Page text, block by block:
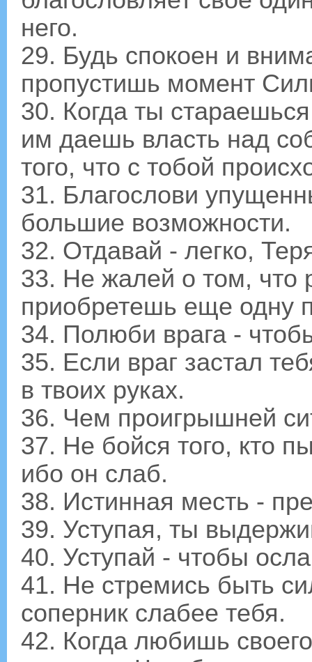
него.
29. Будь спокоен и
пропустишь момент
30. Когда ты
им даешь власть над
того, что с тобой
31. Благослови
большие возможности.
32. Отдавай - легко,
33. Не жалей о том, что
приобретешь еще одну
34. Полюби врага -
35. Если враг застал
в твоих руках.
36. Чем проигрышней
37. Не бойся того, кто
ибо он слаб.
38. Истинная месть -
39. Уступая, ты
40. Уступай - чтобы
41. Не стремись быть
соперник слабее тебя.
42. Когда любишь